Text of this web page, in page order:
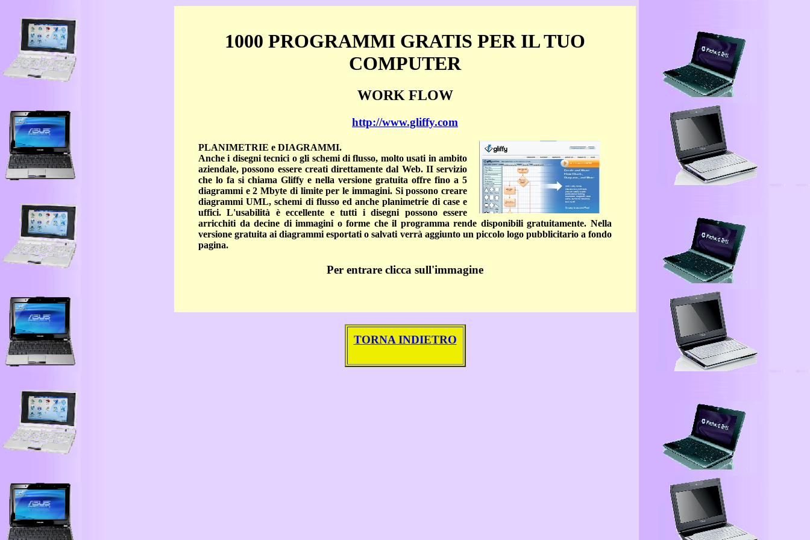
1000 PROGRAMMI GRATIS PER IL TUO
COMPUTER
WORK FLOW
http://www.gliffy.com
PLANIMETRIE e DIAGRAMMI.
Anche i disegni tecnici o gli schemi di flusso, molto usati in ambito
aziendale, possono essere creati direttamente dal Web. II servizio
che lo fa si chiama Gliffy e nella versione gratuita offre fino a 5
diagrammi e 2 Mbyte di limite per le immagini. Si possono creare
diagrammi UML, schemi di flusso ed anche planimetrie di case e
uffici. L'usabilità è eccellente e tutti i disegni possono essere
arricchiti da decine di immagini o forme che il programma rende disponibili gratuitamente. Nella
versione gratuita ai diagrammi esportati o salvati verrà aggiunto un piccolo logo pubblicitario a fondo
pagina.
Per entrare clicca sull'immagine
TORNA INDIETRO